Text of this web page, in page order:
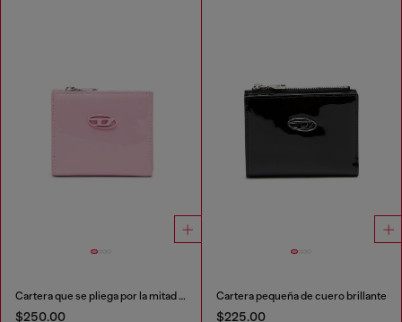
Cartera que se pliega por la mitad de poliuretano brillante
$250.00
Cartera pequeña de cuero brillante
$225.00